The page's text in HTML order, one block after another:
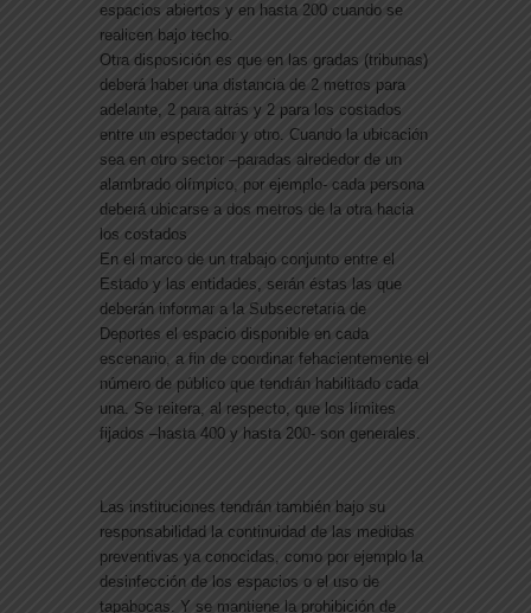
espacios abiertos y en hasta 200 cuando se
realicen bajo techo.
Otra disposición es que en las gradas (tribunas)
deberá haber una distancia de 2 metros para
adelante, 2 para atrás y 2 para los costados
entre un espectador y otro. Cuando la ubicación
sea en otro sector –paradas alrededor de un
alambrado olímpico, por ejemplo- cada persona
deberá ubicarse a dos metros de la otra hacia
los costados
En el marco de un trabajo conjunto entre el
Estado y las entidades, serán éstas las que
deberán informar a la Subsecretaría de
Deportes el espacio disponible en cada
escenario, a fin de coordinar fehacientemente el
número de público que tendrán habilitado cada
una. Se reitera, al respecto, que los límites
fijados –hasta 400 y hasta 200- son generales.
Las instituciones tendrán también bajo su
responsabilidad la continuidad de las medidas
preventivas ya conocidas, como por ejemplo la
desinfección de los espacios o el uso de
tapabocas. Y se mantiene la prohibición de